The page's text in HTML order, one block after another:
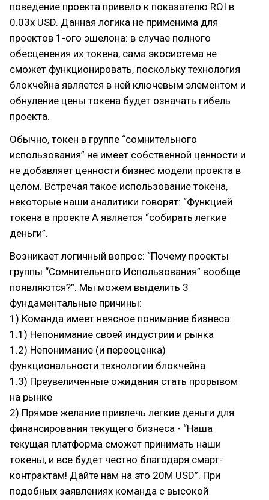
поведение проекта привело к показателю ROI в
0.03х USD. Данная логика не применима для
проектов 1-ого эшелона: в случае полного
обесценения их токена, сама экосистема не
сможет функционировать, поскольку технология
блокчейна является в ней ключевым элементом и
обнуление цены токена будет означать гибель
проекта.
Обычно, токен в группе “сомнительного
использования” не имеет собственной ценности и
не добавляет ценности бизнес модели проекта в
целом. Встречая такое использование токена,
некоторые наши аналитики говорят: “Функцией
токена в проекте А является “собирать легкие
деньги”.
Возникает логичный вопрос: “Почему проекты
группы “Сомнительного Использования” вообще
появляются?”. Мы можем выделить 3
фундаментальные причины:
1) Команда имеет неясное понимание бизнеса:
1.1) Непонимание своей индустрии и рынка
1.2) Непонимание (и переоценка)
функциональности технологии блокчейна
1.3) Преувеличенные ожидания стать прорывом
на рынке
2) Прямое желание привлечь легкие деньги для
финансирования текущего бизнеса - “Наша
текущая платформа сможет принимать наши
токены, и все будет честно благодаря смарт-
контрактам! Дайте нам на это 20M USD”. При
подобных заявлениях команда с высокой